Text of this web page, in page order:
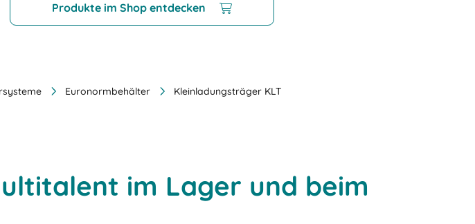
Produkte im Shop entdecken
Euronormbehälter Kleinladungsträger KLT
im Lager und beim